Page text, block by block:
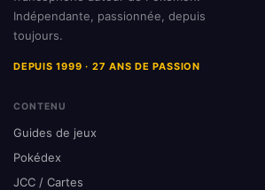
Indépendante, passionnée, depuis
toujours.
DEPUIS 1999 · 27 ANS DE PASSION
CONTENU
Guides de jeux
Pokédex
JCC / Cartes